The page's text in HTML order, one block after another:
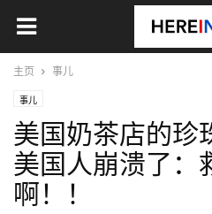
主页 事儿
事儿
美国奶茶店的珍
美国人崩溃了：
啊！！